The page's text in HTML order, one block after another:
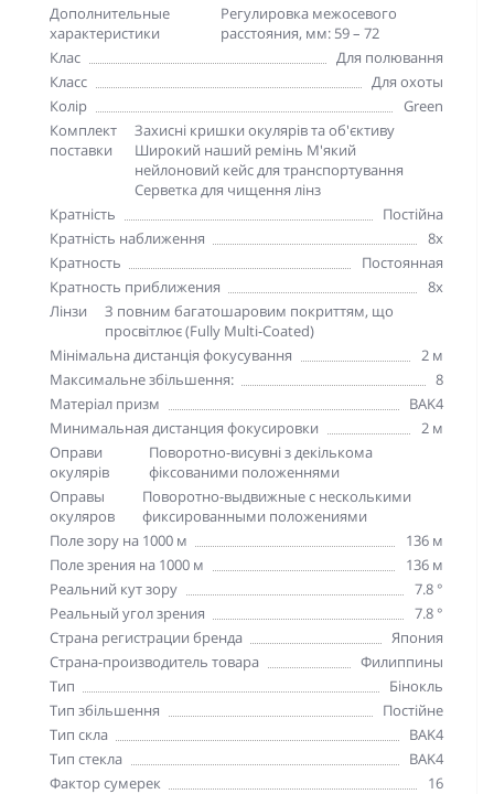
Дополнительные
характеристики
Регулировка межосевого
расстояния, мм: 59 – 72
Клас
Для полювання
Класс
Для охоты
Колір
Green
Комплект
поставки
Захисні кришки окулярів та об'єктиву
Широкий наший ремінь М'який
нейлоновий кейс для транспортування
Серветка для чищення лінз
Кратність
Постійна
Кратність наближення
8х
Кратность
Постоянная
Кратность приближения
8х
Лінзи
З повним багатошаровим покриттям, що
просвітлює (Fully Multi-Coated)
Мінімальна дистанція фокусування
2 м
Максимальне збільшення:
8
Матеріал призм
BAK4
Минимальная дистанция фокусировки
2 м
Оправи
окулярів
Поворотно-висувні з декількома
фіксованими положеннями
Оправы
окуляров
Поворотно-выдвижные с несколькими
фиксированными положениями
Поле зору на 1000 м
136 м
Поле зрения на 1000 м
136 м
Реальний кут зору
7.8 °
Реальный угол зрения
7.8 °
Страна регистрации бренда
Япония
Страна-производитель товара
Филиппины
Тип
Бінокль
Тип збільшення
Постійне
Тип скла
BAK4
Тип стекла
BAK4
Фактор сумерек
16